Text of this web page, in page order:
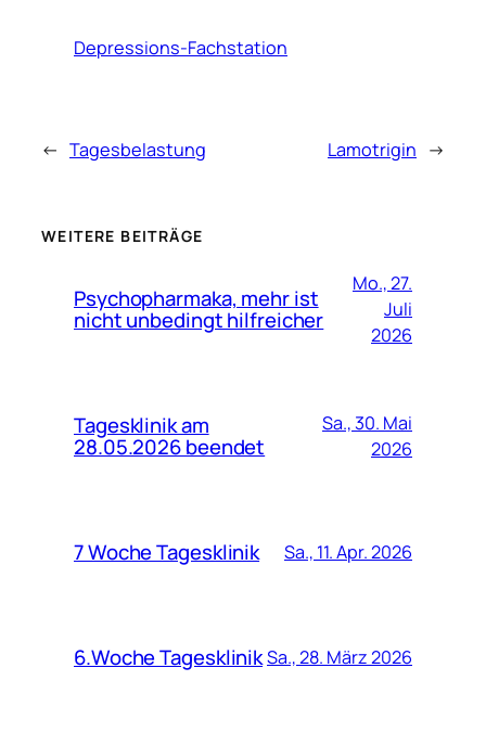
Depressions-Fachstation
← Tagesbelastung Lamotrigin →
WEITERE BEITRÄGE
Psychopharmaka, mehr ist
nicht unbedingt hilfreicher
Mo., 27.
Juli
2026
Tagesklinik am
28.05.2026 beendet
Sa., 30. Mai
2026
7 Woche Tagesklinik Sa., 11. Apr. 2026
6.Woche TagesklinikSa., 28. März 2026